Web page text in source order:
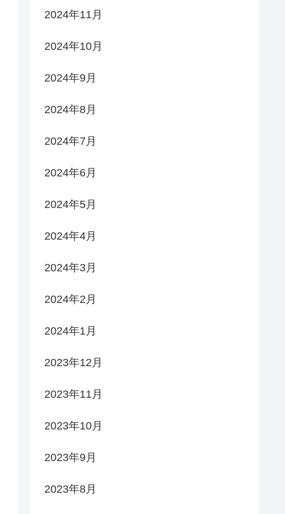
2024年11月
2024年10月
2024年9月
2024年8月
2024年7月
2024年6月
2024年5月
2024年4月
2024年3月
2024年2月
2024年1月
2023年12月
2023年11月
2023年10月
2023年9月
2023年8月